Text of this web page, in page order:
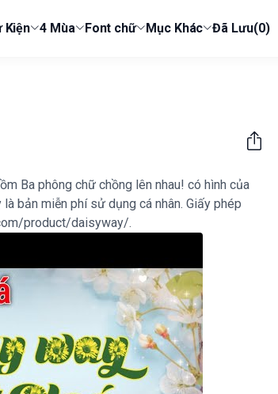
Kiện 4 Mùa Font chữ Mục Khác Đã Lưu(0)
Ba phông chữ chồng lên nhau! có hình của
bản miễn phí sử dụng cá nhân. Giấy phép
product/daisyway/.
Xem ngay Xoài sấy dẻo Mẹ Rô. Có hồ sơ công